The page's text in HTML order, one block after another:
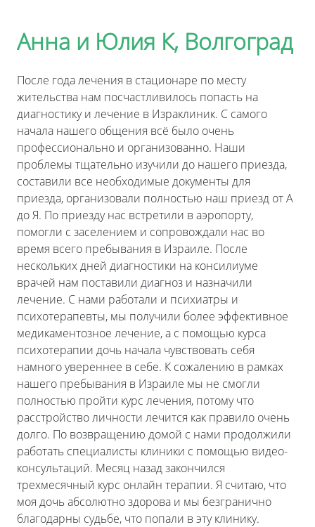
Анна и Юлия К, Волгоград
После года лечения в стационаре по месту
жительства нам посчастливилось попасть на
диагностику и лечение в Израклиник. С самого
начала нашего общения всё было очень
профессионально и организованно. Наши
проблемы тщательно изучили до нашего приезда,
составили все необходимые документы для
приезда, организовали полностью наш приезд от А
до Я. По приезду нас встретили в аэропорту,
помогли с заселением и сопровождали нас во
время всего пребывания в Израиле. После
нескольких дней диагностики на консилиуме
врачей нам поставили диагноз и назначили
лечение. С нами работали и психиатры и
психотерапевты, мы получили более эффективное
медикаментозное лечение, а с помощью курса
психотерапии дочь начала чувствовать себя
намного увереннее в себе. К сожалению в рамках
нашего пребывания в Израиле мы не смогли
полностью пройти курс лечения, потому что
расстройство личности лечится как правило очень
долго. По возвращению домой с нами продолжили
работать специалисты клиники с помощью видео-
консультаций. Месяц назад закончился
трехмесячный курс онлайн терапии. Я считаю, что
моя дочь абсолютно здорова и мы безгранично
благодарны судьбе, что попали в эту клинику.